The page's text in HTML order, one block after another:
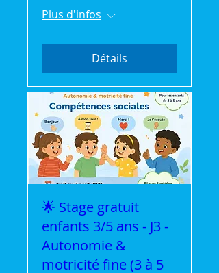
Plus d'infos
Détails
🌟 Stage gratuit
enfants 3/5 ans - J3 -
Autonomie &
motricité fine (3 à 5